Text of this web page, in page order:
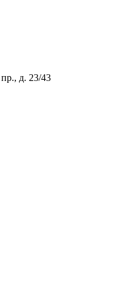
д. 23/43